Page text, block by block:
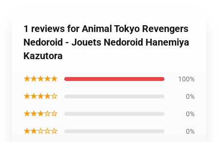
1 reviews for Animal Tokyo Revengers
Nedoroid - Jouets Nedoroid Hanemiya
Kazutora
★★★★★ 100%
★★★★☆ 0%
★★★☆☆ 0%
★★☆☆☆ 0%